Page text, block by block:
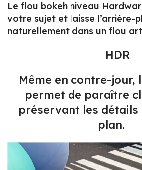
Le flou bokeh niveau
votre sujet et laisse l’arrière-
naturellement dans un flou
HDR
Même en contre-jour,
permet de paraître
préservant les détails
plan.